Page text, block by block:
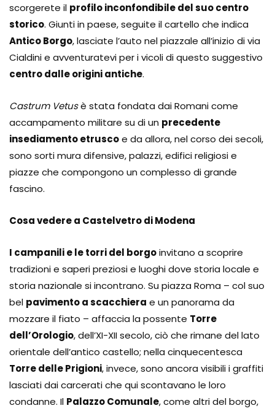
scorgerete il profilo inconfondibile del suo centro
storico. Giunti in paese, seguite il cartello che indica
Antico Borgo, lasciate l’auto nel piazzale all’inizio di via
Cialdini e avventuratevi per i vicoli di questo suggestivo
centro dalle origini antiche.
Castrum Vetusè stata fondata dai Romani come
accampamento militare su di un precedente
insediamento etruscoe da allora, nel corso dei secoli,
sono sorti mura difensive, palazzi, edifici religiosi e
piazze che compongono un complesso di grande
fascino.
Cosa vedere a Castelvetro di Modena
I campanili e le torri del borgoinvitano a scoprire
tradizioni e saperi preziosi e luoghi dove storia locale e
storia nazionale si incontrano. Su piazza Roma – col suo
bel pavimento a scacchiera e un panorama da
mozzare il fiato – affaccia la possente Torre
dell’Orologio, dell’XI-XII secolo, ciò che rimane del lato
orientale dell’antico castello; nella cinquecentesca
Torre delle Prigioni, invece, sono ancora visibili i graffiti
lasciati dai carcerati che qui scontavano le loro
condanne. Il Palazzo Comunale, come altri del borgo,